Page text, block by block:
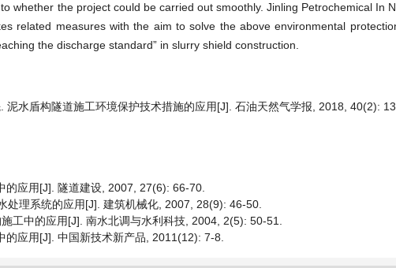
whether the project could be carried out smoothly. Jinling Petrochemical In
related measures with the aim to solve the above environmental
the discharge standard” in slurry shield construction.
水盾构隧道施工环境保护技术措施的应用[J]. 石油天然气学报, 2018, 40(2):
应用[J]. 隧道建设, 2007, 27(6): 66-70.
处理系统的应用[J]. 建筑机械化, 2007, 28(9): 46-50.
工中的应用[J]. 南水北调与水利科技, 2004, 2(5): 50-51.
应用[J]. 中国新技术新产品, 2011(12): 7-8.